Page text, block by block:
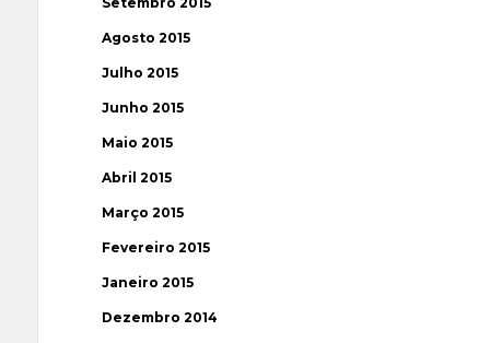
Agosto 2015
Julho 2015
Junho 2015
Maio 2015
Abril 2015
Março 2015
Fevereiro 2015
Janeiro 2015
Dezembro 2014